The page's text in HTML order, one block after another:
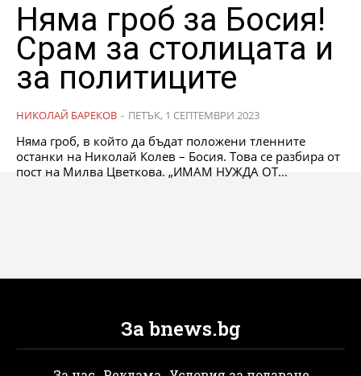
Няма гроб за Босия!
Срам за столицата и
за политиците
НИКОЛАЙ БАРЕКОВ - ПЕТЪК, 1 СЕПТЕМВРИ 2023
Няма гроб, в който да бъдат положени тленните
останки на Николай Колев – Босия. Това се разбира от
пост на Милва Цветкова. „ИМАМ НУЖДА ОТ...
За bnews.bg